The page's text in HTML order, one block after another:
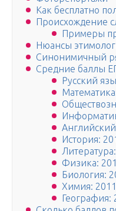
Как бесплатно
Происхождение
Примеры
Нюансы
Синонимичный
Средние баллы
Русский
История:
Физика:
Биология:
Химия:
География: